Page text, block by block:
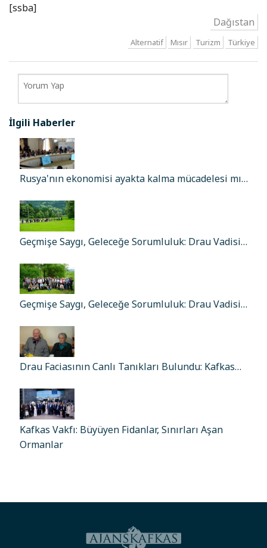
[ssba]
Dağıstan
Alternatif Mısır Turizm Türkiye
İlgili Haberler
Rusya'nın ekonomisi ayakta kalma mücadelesi mı…
Geçmişe Saygı, Geleceğe Sorumluluk: Drau Vadisi…
Geçmişe Saygı, Geleceğe Sorumluluk: Drau Vadisi…
Drau Faciasının Canlı Tanıkları Bulundu: Kafkas…
Kafkas Vakfı: Büyüyen Fidanlar, Sınırları Aşan
Ormanlar